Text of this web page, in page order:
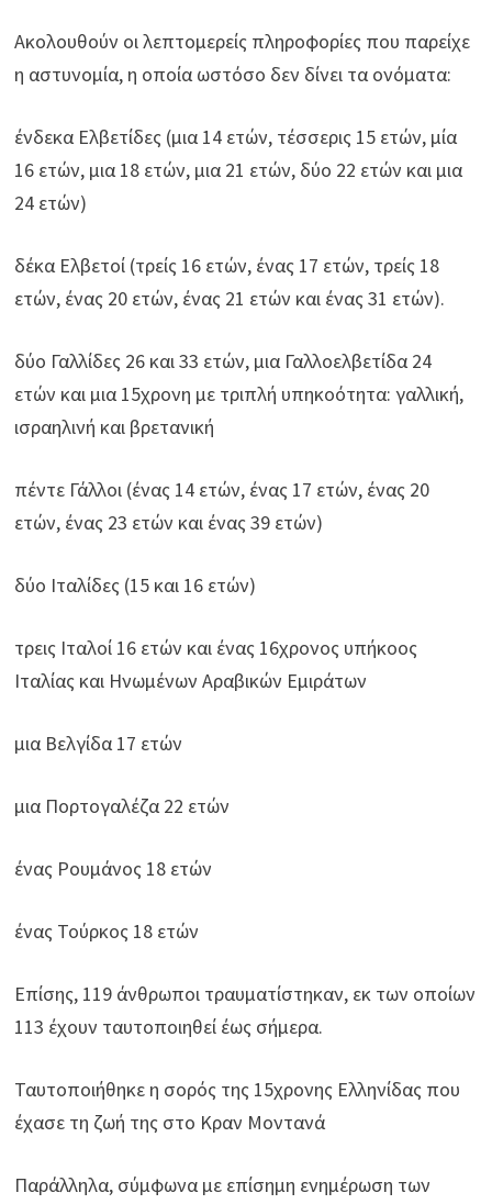
Aκολουθούν οι λεπτομερείς πληροφορίες που παρείχε
η αστυνομία, η οποία ωστόσο δεν δίνει τα ονόματα:
ένδεκα Ελβετίδες (μια 14 ετών, τέσσερις 15 ετών, μία
16 ετών, μια 18 ετών, μια 21 ετών, δύο 22 ετών και μια
24 ετών)
δέκα Ελβετοί (τρείς 16 ετών, ένας 17 ετών, τρείς 18
ετών, ένας 20 ετών, ένας 21 ετών και ένας 31 ετών).
δύο Γαλλίδες 26 και 33 ετών, μια Γαλλοελβετίδα 24
ετών και μια 15χρονη με τριπλή υπηκοότητα: γαλλική,
ισραηλινή και βρετανική
πέντε Γάλλοι (ένας 14 ετών, ένας 17 ετών, ένας 20
ετών, ένας 23 ετών και ένας 39 ετών)
δύο Ιταλίδες (15 και 16 ετών)
τρεις Ιταλοί 16 ετών και ένας 16χρονος υπήκοος
Ιταλίας και Ηνωμένων Αραβικών Εμιράτων
μια Βελγίδα 17 ετών
μια Πορτογαλέζα 22 ετών
ένας Ρουμάνος 18 ετών
ένας Τούρκος 18 ετών
Επίσης, 119 άνθρωποι τραυματίστηκαν, εκ των οποίων
113 έχουν ταυτοποιηθεί έως σήμερα.
Ταυτοποιήθηκε η σορός της 15χρονης Ελληνίδας που
έχασε τη ζωή της στο Κραν Μοντανά
Παράλληλα, σύμφωνα με επίσημη ενημέρωση των